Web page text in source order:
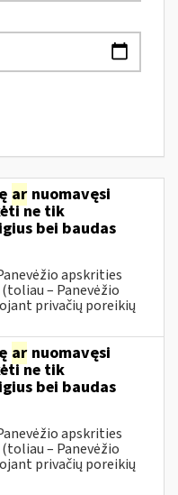
ar nuomavęsi
ne tik
bei baudas
apskrities
– Panevėžio
privačių poreikių
ar nuomavęsi
ne tik
bei baudas
apskrities
– Panevėžio
privačių poreikių